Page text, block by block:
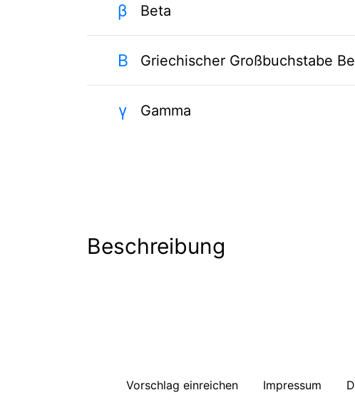
β Beta
Β Griechischer Großbuchstabe
γ Gamma
Beschreibung
Vorschlag einreichen Impressum